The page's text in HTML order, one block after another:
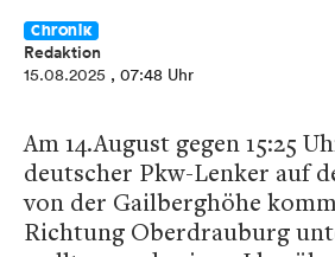
Chronik
Redaktion
15.08.2025 , 07:48 Uhr
Am 14.August gegen 15:25
deutscher Pkw-Lenker auf
von der Gailberghöhe
Richtung Oberdrauburg